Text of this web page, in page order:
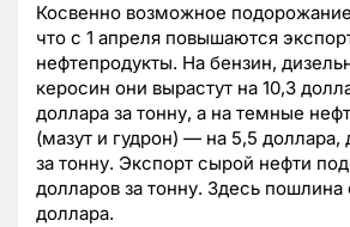
Косвенно возможное
что с 1 апреля повышаются
нефтепродукты. На бензин,
керосин они вырастут на 10,3
доллара за тонну, а на темные
(мазут и гудрон) — на 5,5 доллара,
за тонну. Экспорт сырой нефти
долларов за тонну. Здесь пошлина
доллара.